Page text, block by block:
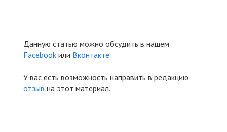
Данную статью можно обсудить в нашем
Facebook или Вконтакте.
У вас есть возможность направить в редакцию
отзыв на этот материал.